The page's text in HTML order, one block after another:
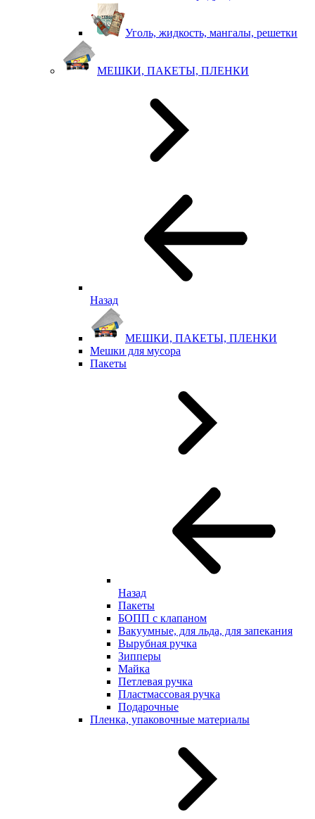
Уголь, жидкость, мангалы, решетки
МЕШКИ, ПАКЕТЫ, ПЛЕНКИ
Назад
МЕШКИ, ПАКЕТЫ, ПЛЕНКИ
Мешки для мусора
Пакеты
Назад
Пакеты
БОПП с клапаном
Вакуумные, для льда, для запекания
Вырубная ручка
Зипперы
Майка
Петлевая ручка
Пластмассовая ручка
Подарочные
Пленка, упаковочные материалы